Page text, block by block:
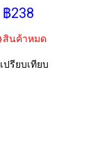
฿238
สินค้าหมด
เปรียบเทียบ